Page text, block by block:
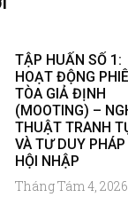
TẬP HUẤN SỐ 1:
HOẠT ĐỘNG
TÒA GIẢ ĐỊNH
(MOOTING) –
THUẬT TRANH
VÀ TƯ DUY PHÁP
HỘI NHẬP
Tháng Tám 4, 2026